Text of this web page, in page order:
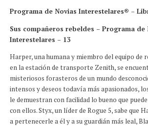
Programa de Novias Interestelares® –
Sus compañeros rebeldes – Programa de
Interestelares – 13
Harper, una humana y miembro del equipo de
en la estación de transporte Zenith, se
misteriosos forasteros de un mundo
intensos y deseos todavía más apasionados,
le demuestran con facilidad lo bueno que
con ellos. Styx, un líder de Rogue 5, sabe que
a pertenecerle a él y a su guardián más leal,